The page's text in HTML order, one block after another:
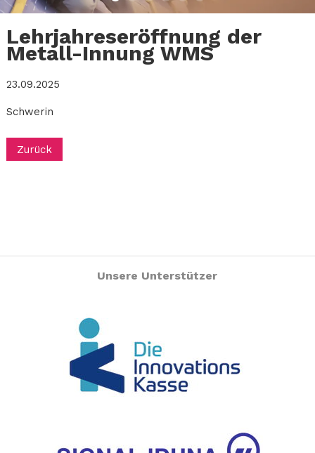
Lehrjahreseröffnung der
Metall-Innung WMS
23.09.2025
Schwerin
Zurück
Unsere Unterstützer